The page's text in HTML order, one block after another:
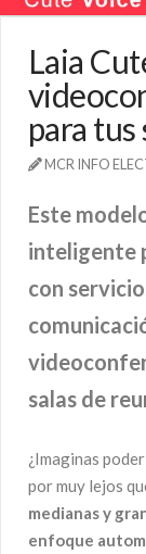
Laia
para
MCR INFO
Este
inteligente
con
salas de
¿Imaginas
por muy lejos
medianas y
enfoque